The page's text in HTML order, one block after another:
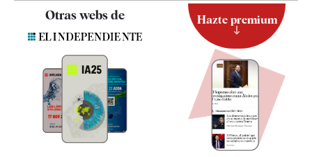
Contacto
Quiénes somos
Especificaciones
Otras webs de Hazte premium